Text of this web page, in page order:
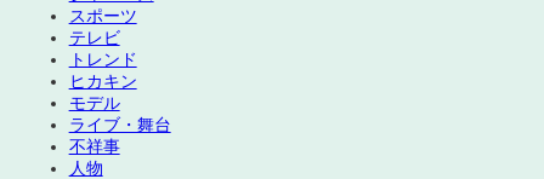
スポーツ
テレビ
トレンド
ヒカキン
モデル
ライブ・舞台
不祥事
人物